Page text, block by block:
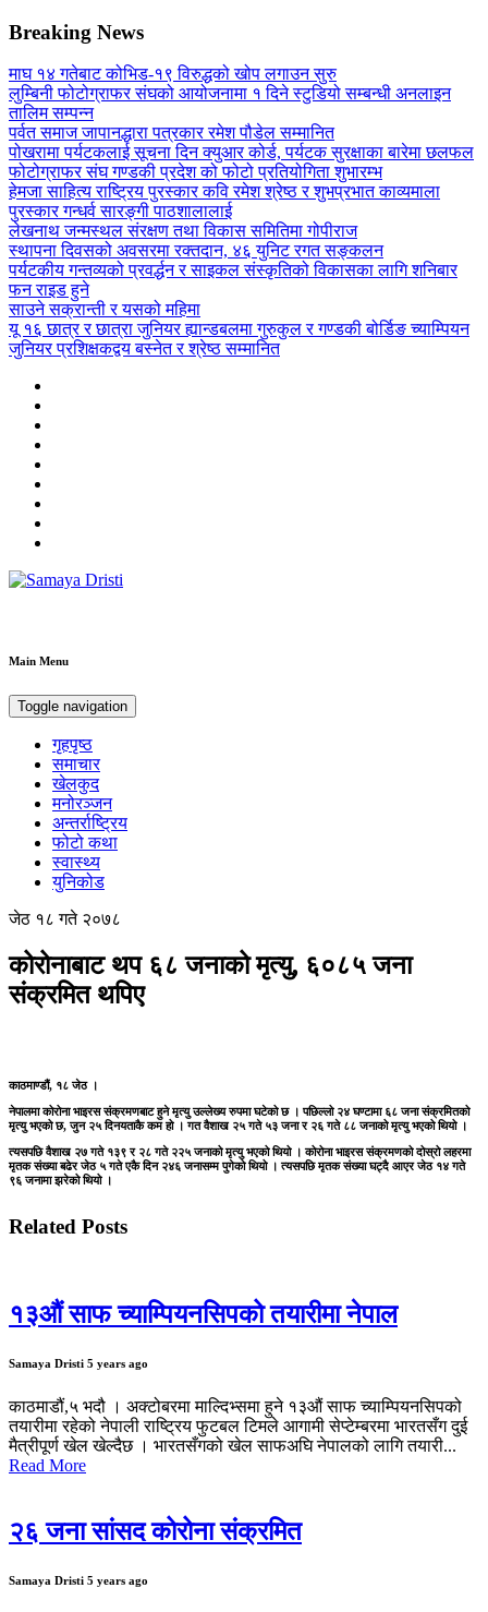
Breaking News
माघ १४ गतेबाट कोभिड-१९ विरुद्धको खोप लगाउन सुरु
लुम्बिनी फोटोग्राफर संघको आयोजनामा १ दिने स्टुडियो सम्बन्धी अनलाइन
तालिम सम्पन्न
पर्वत समाज जापानद्धारा पत्रकार रमेश पौडेल सम्मानित
पोखरामा पर्यटकलाई सूचना दिन क्युआर कोर्ड, पर्यटक सुरक्षाका बारेमा छलफल
फोटोग्राफर संघ गण्डकी प्रदेश को फोटो प्रतियोगिता शुभारम्भ
हेमजा साहित्य राष्ट्रिय पुरस्कार कवि रमेश श्रेष्ठ र शुभप्रभात काव्यमाला
पुरस्कार गन्धर्व सारङ्गी पाठशालालाई
लेखनाथ जन्मस्थल संरक्षण तथा विकास समितिमा गोपीराज
स्थापना दिवसको अवसरमा रक्तदान, ४६ युनिट रगत सङ्कलन
पर्यटकीय गन्तव्यको प्रवर्द्धन र साइकल संस्कृतिको विकासका लागि शनिबार
फन राइड हुने
साउने सक्रान्ती र यसको महिमा
यू १६ छात्र र छात्रा जुनियर ह्यान्डबलमा गुरुकुल र गण्डकी बोर्डिङ च्याम्पियन
जुनियर प्रशिक्षकद्वय बस्नेत र श्रेष्ठ सम्मानित
Main Menu
Toggle navigation
गृहपृष्ठ
समाचार
खेलकुद
मनोरञ्जन
अन्तर्राष्ट्रिय
फोटो कथा
स्वास्थ्य
युनिकोड
जेठ १८ गते २०७८
कोरोनाबाट थप ६८ जनाको मृत्यु, ६०८५ जना
संक्रमित थपिए
काठमाण्डौं, १८ जेठ ।
नेपालमा कोरोना भाइरस संक्रमणबाट हुने मृत्यु उल्लेख्य रुपमा घटेको छ । पछिल्लो २४ घण्टामा ६८ जना संक्रमितको
मृत्यु भएको छ, जुन २५ दिनयताकै कम हो । गत वैशाख २५ गते ५३ जना र २६ गते ८८ जनाको मृत्यु भएको थियो ।
त्यसपछि वैशाख २७ गते १३९ र २८ गते २२५ जनाको मृत्यु भएको थियो । कोरोना भाइरस संक्रमणको दोस्रो लहरमा
मृतक संख्या बढेर जेठ ५ गते एकै दिन २४६ जनासम्म पुगेको थियो । त्यसपछि मृतक संख्या घट्दै आएर जेठ १४ गते
९६ जनामा झरेको थियो ।
Related Posts
१३औं साफ च्याम्पियनसिपको तयारीमा नेपाल
Samaya Dristi 5 years ago
काठमाडौं,५ भदौ । अक्टोबरमा माल्दिभ्समा हुने १३औं साफ च्याम्पियनसिपको
तयारीमा रहेको नेपाली राष्ट्रिय फुटबल टिमले आगामी सेप्टेम्बरमा भारतसँग दुई
मैत्रीपूर्ण खेल खेल्दैछ । भारतसँगको खेल साफअघि नेपालको लागि तयारी...
Read More
२६ जना सांसद कोरोना संक्रमित
Samaya Dristi 5 years ago